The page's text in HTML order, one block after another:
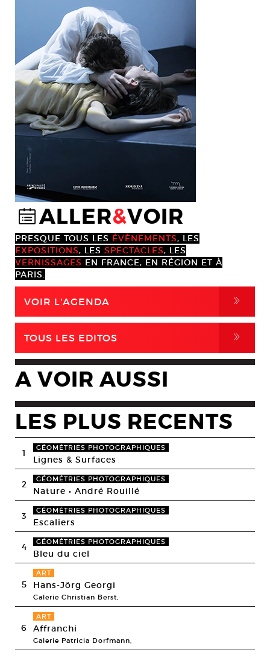
@ALLER&VOIR
PRESQUE TOUS LES ÉVÈNEMENTS, LES
EXPOSITIONS, LES SPECTACLES, LES
VERNISSAGES EN FRANCE, EN RÉGION ET À
PARIS.
VOIR L'AGENDA ,
TOUS LES EDITOS ,
A VOIR AUSSI
LES PLUS RECENTS
1 GÉOMÉTRIES PHOTOGRAPHIQUES
Lignes & Surfaces
2 GÉOMÉTRIES PHOTOGRAPHIQUES
Nature • André Rouillé
3 GÉOMÉTRIES PHOTOGRAPHIQUES
Escaliers
4 GÉOMÉTRIES PHOTOGRAPHIQUES
Bleu du ciel
5
ART
Hans-Jörg Georgi
Galerie Christian Berst,
6
ART
Affranchi
Galerie Patricia Dorfmann,